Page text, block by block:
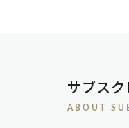
サブス
ABOUT